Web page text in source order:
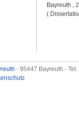
Bayreuth ,
(
- 95447 Bayreuth -